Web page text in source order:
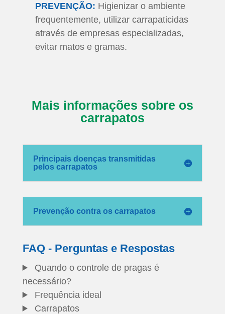
PREVENÇÃO: Higienizar o ambiente
frequentemente, utilizar carrapaticidas
através de empresas especializadas,
evitar matos e gramas.
Mais informações sobre os
carrapatos
Principais doenças transmitidas
pelos carrapatos
Prevenção contra os carrapatos
FAQ - Perguntas e Respostas
Quando o controle de pragas é
necessário?
Frequência ideal
Carrapatos